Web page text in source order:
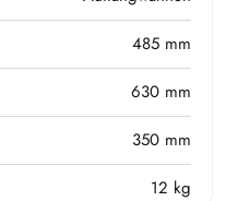
485 mm
630 mm
350 mm
12 kg